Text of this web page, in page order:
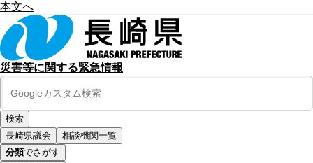
本文へ
災害等に関する緊急情報
長崎県議会
相談機関一覧
分類でさがす